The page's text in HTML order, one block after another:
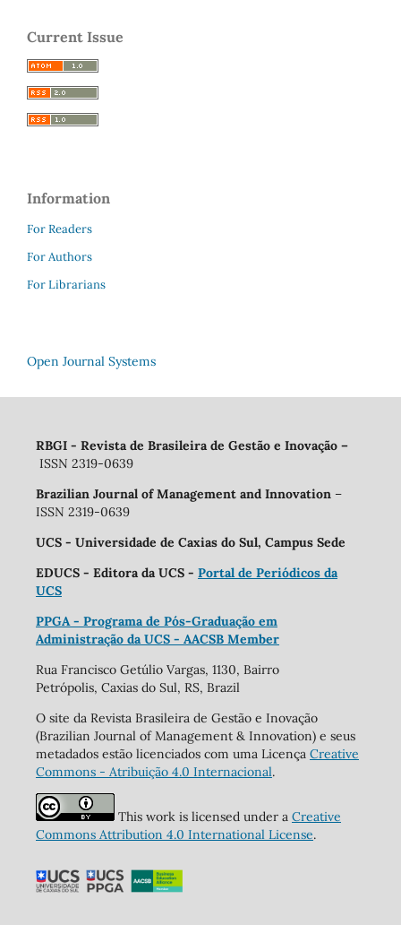
Current Issue
Information
For Readers
For Authors
For Librarians
Open Journal Systems
RBGI - Revista de Brasileira de Gestão e Inovação –
ISSN 2319-0639
Brazilian Journal of Management and Innovation –
ISSN 2319-0639
UCS - Universidade de Caxias do Sul, Campus Sede
EDUCS - Editora da UCS - Portal de Periódicos da
UCS
PPGA - Programa de Pós-Graduação em
Administração da UCS - AACSB Member
Rua Francisco Getúlio Vargas, 1130, Bairro
Petrópolis, Caxias do Sul, RS, Brazil
O site da Revista Brasileira de Gestão e Inovação
(Brazilian Journal of Management & Innovation) e seus
metadados estão licenciados com uma Licença Creative
Commons - Atribuição 4.0 Internacional.
This work is licensed under a Creative
Commons Attribution 4.0 International License.